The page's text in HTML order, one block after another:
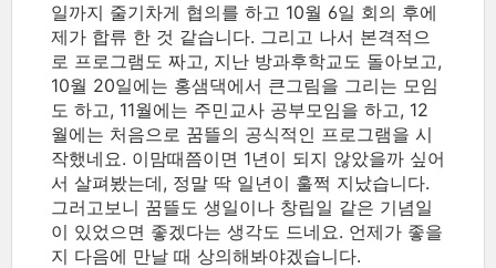
일까지 줄기차게 협의를 하고 10월 6일 회의 후에
제가 합류 한 것 같습니다. 그리고 나서 본격적으
로 프로그램도 짜고, 지난 방과후학교도 돌아보고,
10월 20일에는 홍샘댁에서 큰그림을 그리는 모임
도 하고, 11월에는 주민교사 공부모임을 하고, 12
월에는 처음으로 꿈뜰의 공식적인 프로그램을 시
작했네요. 이맘때쯤이면 1년이 되지 않았을까 싶어
서 살펴봤는데, 정말 딱 일년이 훌쩍 지났습니다.
그러고보니 꿈뜰도 생일이나 창립일 같은 기념일
이 있었으면 좋겠다는 생각도 드네요. 언제가 좋을
지 다음에 만날 때 상의해봐야겠습니다.